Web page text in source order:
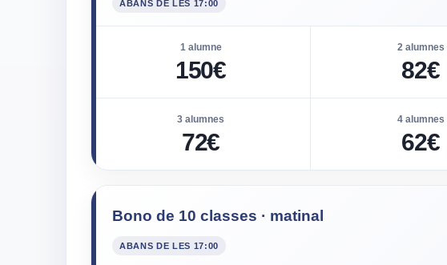
ABANS DE LES 17:00
1 alumne
150€
2 alumnes
82€
3 alumnes
72€
4 alumnes
62€
Bono de 10 classes · matinal
ABANS DE LES 17:00